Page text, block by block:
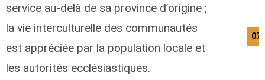
service au-delà de sa province d’origine ;
la vie interculturelle des communautés
est appréciée par la population locale et
les autorités ecclésiastiques.